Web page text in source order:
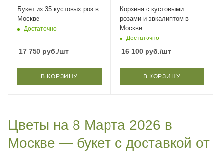
Букет из 35 кустовых роз в
Москве
Достаточно
17 750 руб./шт
В КОРЗИНУ
Корзина с кустовыми
розами и эвкалиптом в
Москве
Достаточно
16 100руб./шт
В КОРЗИНУ
Цветы на 8 Марта 2026 в
Москве — букет с доставкой от